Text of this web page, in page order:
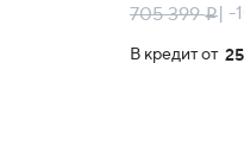
705 399i| -
В кредит от